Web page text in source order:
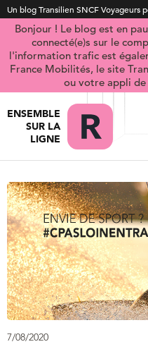
Un blog Transilien SNCF Voyageurs
Bonjour ! Le blog est en
connecté(e)s sur le
l'information trafic est
France Mobilités, le site
ou votre appli
ENSEMBLE
SUR LA
LIGNE
7/08/2020